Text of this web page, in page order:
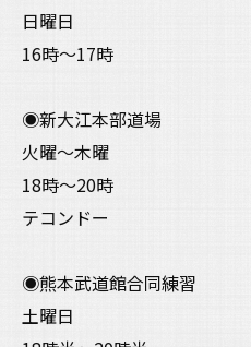
日曜日
16時〜17時
◉新大江本部道場
火曜〜木曜
18時〜20時
テコンドー
◉熊本武道館合同練習
土曜日